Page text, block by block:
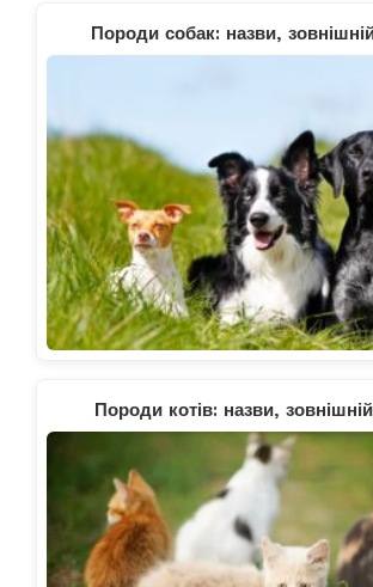
Породи собак: назви,
Породи котів: назви,